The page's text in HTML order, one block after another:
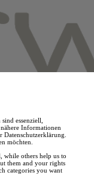
essenziell,
Informationen
Datenschutzerklärung.
möchten.
while others help us to
them and your rights
categories you want